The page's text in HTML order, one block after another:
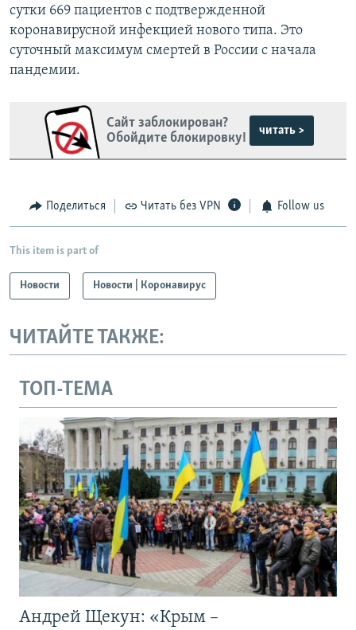
сутки 669 пациентов с подтвержденной
коронавирусной инфекцией нового типа. Это
суточный максимум смертей в России с начала
пандемии.
Сайт заблокирован?
Обойдите блокировку!
читать >
Поделиться Читать без VPN Follow us
This item is part of
Новости Новости | Коронавирус
ЧИТАЙТЕ ТАКЖЕ:
ТОП-ТЕМА
Андрей Щекун: «Крым –